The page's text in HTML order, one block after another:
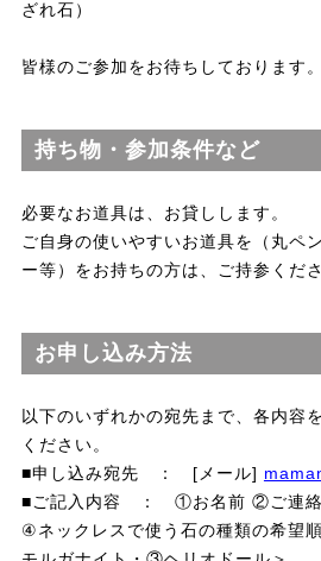
ざれ石）
皆様のご参加をお待ちしております。
持ち物・参加条件など
必要なお道具は、お貸しします。
ご自身の使いやすいお道具を（丸ペ
ー等）をお持ちの方は、ご持参くださ
お申し込み方法
以下のいずれかの宛先まで、各内容
ください。
■申し込み宛先 ： [メール]
■ご記入内容 ： ①お名前 ②ご連絡
④ネックレスで使う石の種類の希望